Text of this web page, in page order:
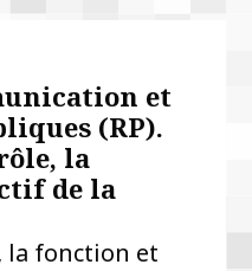
et
(RP).
la
de la
la fonction et